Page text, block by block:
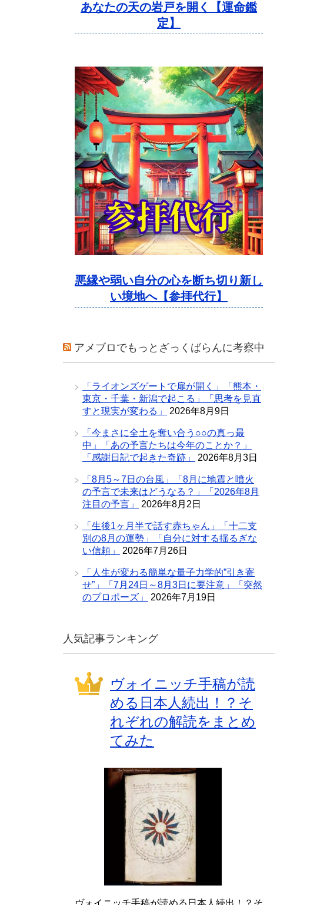
あなたの天の岩戸を開く【運命鑑
定】
悪縁や弱い自分の心を断ち切り新し
い境地へ【参拝代行】
アメブロでもっとざっくばらんに考察中
「ライオンズゲートで扉が開く」「熊本・
東京・千葉・新潟で起こる」「思考を見直
すと現実が変わる」
2026年8月9日
「今まさに全土を奪い合う○○の真っ最
中」「あの予言たちは今年のことか？」
「感謝日記で起きた奇跡」
2026年8月3日
「8月5～7日の台風」「8月に地震と噴火
の予言で未来はどうなる？」「2026年8月
注目の予言」
2026年8月2日
「生後1ヶ月半で話す赤ちゃん」「十二支
別の8月の運勢」「自分に対する揺るぎな
い信頼」
2026年7月26日
「人生が変わる簡単な量子力学的”引き寄
せ”」「7月24日～8月3日に要注意」「突然
のプロポーズ」
2026年7月19日
人気記事ランキング
ヴォイニッチ手稿が読
める日本人続出！？そ
れぞれの解読をまとめ
てみた
ヴォイニッチ手稿が読める日本人続出！？そ